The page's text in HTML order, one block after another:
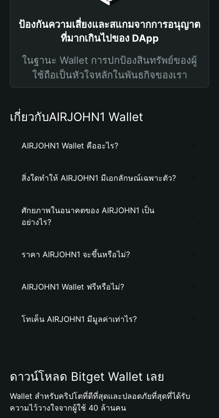
ป้องกันความเสี่ยงและสแกมจากการอนุญาต
ที่มากเกินไปของ DApp
ในฐานะ Wallet การปกป้องสินทรัพย์ของผู้
ใช้ถือเป็นหัวใจหลักในพันธกิจของเรา
เกี่ยวกับAIRJOHN1 Wallet
AIRJOHN1 Wallet คืออะไร?
สิ่งใดทำให้ AIRJOHN1 มีเอกลักษณ์เฉพาะตัว?
ศักยภาพในอนาคตของ AIRJOHN1 เป็น
อย่างไร?
ราคา AIRJOHN1 จะขึ้นหรือไม่?
AIRJOHN1 Wallet ฟรีหรือไม่?
โทเค็น AIRJOHN1 มีมูลค่าเท่าไร?
ดาวน์โหลด Bitget Wallet เลย
Wallet สำหรับคริปโตที่ดีที่สุดและปลอดภัยที่สุดที่ได้รับ
ความไว้วางใจจากผู้ใช้ 40 ล้านคน